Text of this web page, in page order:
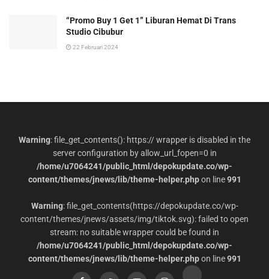
“Promo Buy 1 Get 1” Liburan Hemat Di Trans
Studio Cibubur
22 Februari 2024
Warning: file_get_contents(): https:// wrapper is disabled in the
server configuration by allow_url_fopen=0 in
/home/u7064241/public_html/depokupdate.co/wp-
content/themes/jnews/lib/theme-helper.phpon line991
Warning: file_get_contents(https://depokupdate.co/wp-
content/themes/jnews/assets/img/tiktok.svg): failed to open
stream: no suitable wrapper could be found in
/home/u7064241/public_html/depokupdate.co/wp-
content/themes/jnews/lib/theme-helper.phpon line991